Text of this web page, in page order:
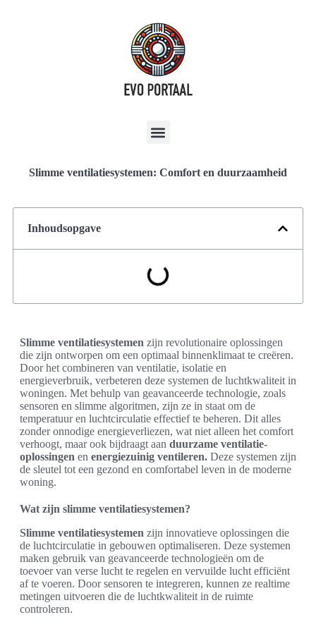
Slimme ventilatiesystemen: Comfort en duurzaamheid
Inhoudsopgave
Slimme ventilatiesystemen zijn revolutionaire oplossingen
die zijn ontworpen om een optimaal binnenklimaat te creëren.
Door het combineren van ventilatie, isolatie en
energieverbruik, verbeteren deze systemen de luchtkwaliteit in
woningen. Met behulp van geavanceerde technologie, zoals
sensoren en slimme algoritmen, zijn ze in staat om de
temperatuur en luchtcirculatie effectief te beheren. Dit alles
zonder onnodige energieverliezen, wat niet alleen het comfort
verhoogt, maar ook bijdraagt aan duurzame ventilatie-
oplossingen en energiezuinig ventileren. Deze systemen zijn
de sleutel tot een gezond en comfortabel leven in de moderne
woning.
Wat zijn slimme ventilatiesystemen?
Slimme ventilatiesystemen zijn innovatieve oplossingen die
de luchtcirculatie in gebouwen optimaliseren. Deze systemen
maken gebruik van geavanceerde technologieën om de
toevoer van verse lucht te regelen en vervuilde lucht efficiënt
af te voeren. Door sensoren te integreren, kunnen ze realtime
metingen uitvoeren die de luchtkwaliteit in de ruimte
controleren.